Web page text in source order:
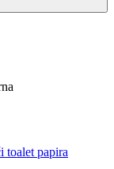
toalet papira